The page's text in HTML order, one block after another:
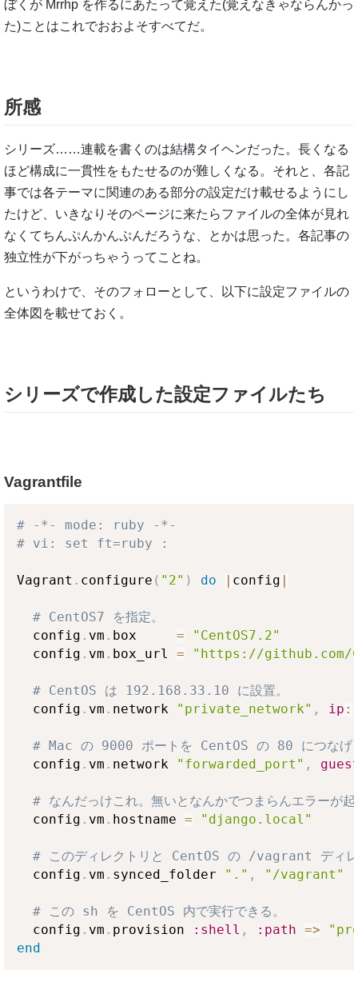
ぼくが Mrrhp を作るにあたって覚えた(覚えなきゃならんかっ
た)ことはこれでおおよそすべてだ。
所感
シリーズ……連載を書くのは結構タイヘンだった。長くなる
ほど構成に一貫性をもたせるのが難しくなる。それと、各記
事では各テーマに関連のある部分の設定だけ載せるようにし
たけど、いきなりそのページに来たらファイルの全体が見れ
なくてちんぷんかんぷんだろうな、とかは思った。各記事の
独立性が下がっちゃうってことね。
というわけで、そのフォローとして、以下に設定ファイルの
全体図を載せておく。
シリーズで作成した設定ファイルたち
Vagrantfile
# -*- mode: ruby -*-
# vi: set ft=ruby :
Vagrant . configure ( "2" ) do config
# CentOS7 を指定。
  config
. vm . box =
"CentOS7.2"
  config
. vm . box_url = "https://github.com/
# CentOS は 192.168.33.10 に設置。
  config
. vm . network "private_network" , ip :
# Mac の 9000 ポートを CentOS の 80 につなげ
  config
. vm . network "forwarded_port" ,
# なんだっけこれ。無いとなんかでつまらんエラーが
  config
. vm . hostname = "django.local"
# このディレクトリと CentOS の /vagrant ディレ
  config
. vm . synced_folder "." , "/vagrant"
# この sh を CentOS 内で実行できる。
  config
. vm . provision :shell , :path =>
end